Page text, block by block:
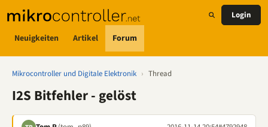
Neuigkeiten Artikel Forum
Login
Mikrocontroller und Digitale Elektronik › Thread
I2S Bitfehler - gelöst